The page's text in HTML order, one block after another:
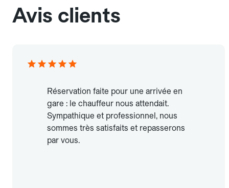
Avis clients
Réservation faite pour une arrivée en
gare : le chauffeur nous attendait.
Sympathique et professionnel, nous
sommes très satisfaits et repasserons
par vous.